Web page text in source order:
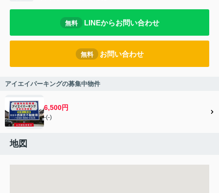
無料 LINEからお問い合わせ
無料 お問い合わせ
アイエイパーキングの募集中物件
6,500円
-(-)
地図